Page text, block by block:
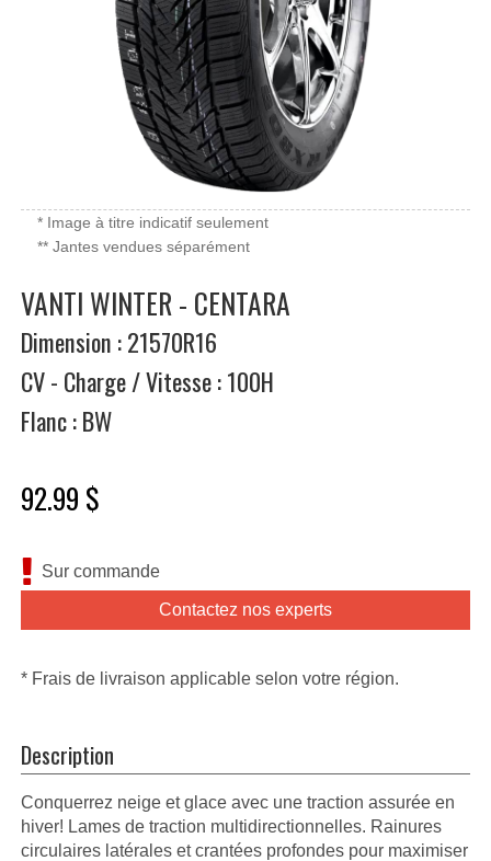
* Image à titre indicatif seulement
** Jantes vendues séparément
VANTI WINTER - CENTARA
Dimension : 21570R16
CV - Charge / Vitesse : 100H
Flanc : BW
92.99 $
Sur commande
Contactez nos experts
* Frais de livraison applicable selon votre région.
Description
Conquerrez neige et glace avec une traction assurée en
hiver! Lames de traction multidirectionnelles. Rainures
circulaires latérales et crantées profondes pour maximiser